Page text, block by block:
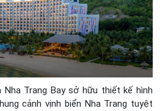
Nha Trang Bay sở hữu thiết kế hình
cảnh vịnh biển Nha Trang tuyệt